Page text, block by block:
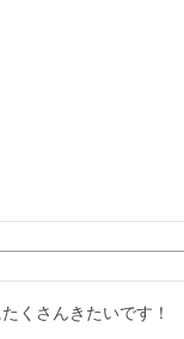
くさんきたいです！